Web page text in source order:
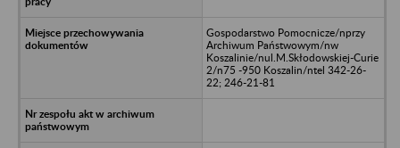
Gospodarstwo Pomocnicze/nprzy
Archiwum Państwowym/nw
Koszalinie/nul.M.Skłodowskiej-Curie
2/n75 -950 Koszalin/ntel 342-26-
22; 246-21-81